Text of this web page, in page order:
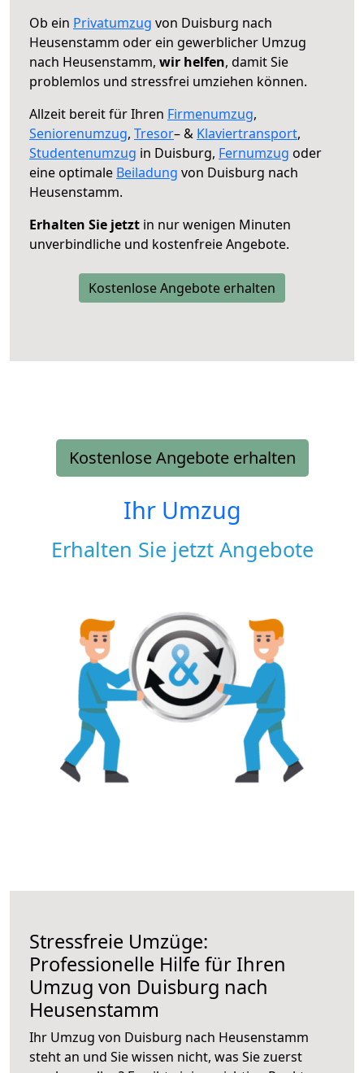
Ob ein Privatumzug von Duisburg nach
Heusenstamm oder ein gewerblicher Umzug
nach Heusenstamm, wir helfen, damit Sie
problemlos und stressfrei umziehen können.
Allzeit bereit für Ihren Firmenumzug,
Seniorenumzug, Tresor– & Klaviertransport,
Studentenumzug in Duisburg, Fernumzug oder
eine optimale Beiladung von Duisburg nach
Heusenstamm.
Erhalten Sie jetzt in nur wenigen Minuten
unverbindliche und kostenfreie Angebote.
Kostenlose Angebote erhalten
Kostenlose Angebote erhalten
Ihr Umzug
Erhalten Sie jetzt Angebote
Stressfreie Umzüge:
Professionelle Hilfe für Ihren
Umzug von Duisburg nach
Heusenstamm
Ihr Umzug von Duisburg nach Heusenstamm
steht an und Sie wissen nicht, was Sie zuerst